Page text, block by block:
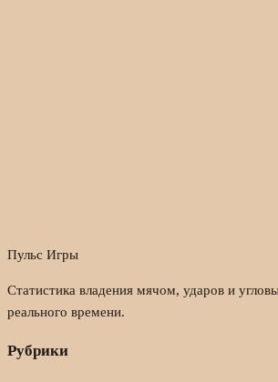
Пульс Игры
Статистика владения мячом, ударов и
реального времени.
Рубрики